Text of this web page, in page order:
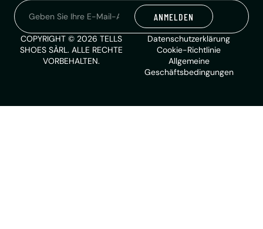
ANMELDEN
Alternative:
COPYRIGHT © 2026 TELLS
SHOES SÀRL. ALLE RECHTE
VORBEHALTEN.
Datenschutzerklärung
Cookie-Richtlinie
Allgemeine
Geschäftsbedingungen